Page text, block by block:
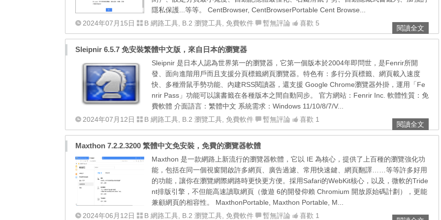
隱私保護...等等。 CentBrowser, CentBrowserPortable Cent Browse...
2024年07月15日
B 網路工具 B.2 瀏覽工具 免費軟件 暫無評論 喜歡 5
閱讀全文
Sleipnir 6.5.7 免安裝繁體中文版，來自日本的瀏覽器
Sleipnir 是日本人認為世界第一的瀏覽器，它第一個版本於2004年即問世，是Fenrir所開
發、面向進階用戶而且支援分頁標籤網頁瀏覽器。特色有：多行分頁標籤、網頁載入速度
快、多種滑鼠手勢功能、內建RSS閱讀器，還支援 Google Chrome瀏覽器外掛，運用「Fe
nrir Pass」功能可以讓書籤在各種版本之間自動同步。 官方網站：Fenrir Inc. 軟體性質：免
費軟體 介面語言：繁體中文 系統需求：Windows 11/10/8/7/V...
2024年07月12日
B 網路工具 B.2 瀏覽工具 免費軟件 暫無評論 喜歡 1
閱讀全文
Maxthon 7.2.2.3200 繁體中文免安裝，免費的瀏覽器軟體
Maxthon 是一款網路上新流行的瀏覽器軟體，它以 IE 為核心，提供了上百種的瀏覽強化功
能，包括在同一個視窗開啟許多網頁、廣告過濾、常用快速鍵、網頁翻譯……等等許多好用
的功能，讓你在瀏覽網際網路時更快更方便。採用Safari的WebKit核心，以及，微軟的Tride
nt排版引擎，不但能高速讀取網頁（傲遊 6的開發仰賴 Chromium 開放原始碼計劃），更能
兼顧網頁的相容性。 MaxthonPortable, Maxthon Portable, M...
2024年06月12日
B 網路工具 B.2 瀏覽工具 免費軟件 暫無評論 喜歡 1